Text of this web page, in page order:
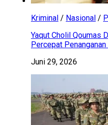
Kriminal / Nasional /
Yaqut Cholil Qoumas
Percepat
Juni 29, 2026